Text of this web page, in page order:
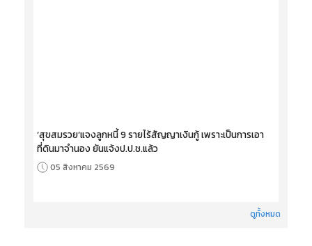
‘สุขสมรวย’แจงลูกหนี้ 9 รายไร้สัญญาเงินกู้ เพราะเป็นการเอา
ที่ดินมาจำนอง ยันแจ้งป.ป.ช.แล้ว
05 สิงหาคม 2569
ดูทั้งหมด